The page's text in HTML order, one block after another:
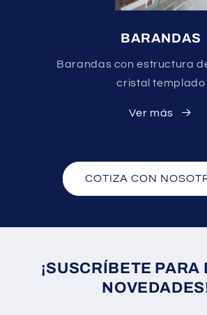
BARANDAS
Barandas con estructura
cristal templado
Ver más
COTIZA CON
¡SUSCRÍBETE PARA